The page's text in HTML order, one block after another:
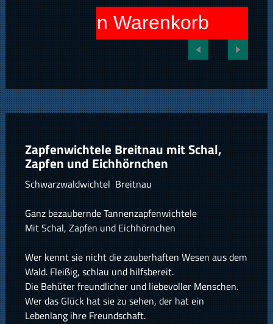
In den Warenkorb
Zapfenwichtele Breitnau mit Schal,
Zapfen und Eichhörnchen
Schwarzwaldwichtel Breitnau
Ganz bezaubernde Tannenzapfenwichtele
Mit Schal, Zapfen und Eichhörnchen
Wer kennt sie nicht die zauberhaften Wesen aus dem
Wald. Fleißig, schlau und hilfsbereit.
Die Behüter freundlicher und liebevoller Menschen.
Wer das Glück hat sie zu sehen, der hat ein
Lebenlang ihre Freundschaft.